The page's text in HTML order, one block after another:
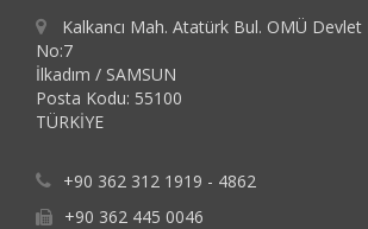
Kalkancı Mah. Atatürk Bul. OMÜ Devlet
No:7
İlkadım / SAMSUN
Posta Kodu: 55100
TÜRKİYE
+90 362 312 1919 - 4862
+90 362 445 0046